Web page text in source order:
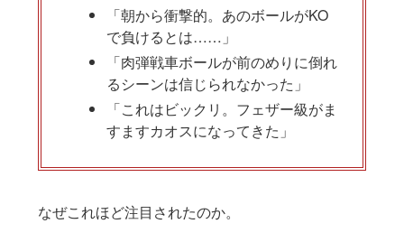
「朝から衝撃的。あのボールがKO
で負けるとは……」
「肉弾戦車ボールが前のめりに倒れ
るシーンは信じられなかった」
「これはビックリ。フェザー級がま
すますカオスになってきた」
なぜこれほど注目されたのか。